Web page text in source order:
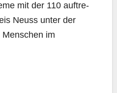
mit der 110 auf­tre­
Neuss unter der
im